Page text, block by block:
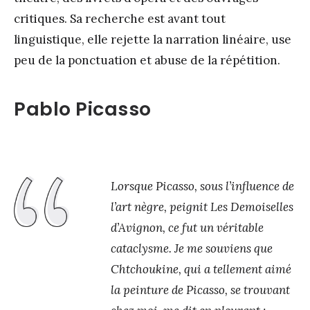
critiques. Sa recherche est avant tout
linguistique, elle rejette la narration linéaire, use
peu de la ponctuation et abuse de la répétition.
Pablo Picasso
Lorsque Picasso, sous l’influence de
l’art nègre, peignit Les Demoiselles
d’Avignon, ce fut un véritable
cataclysme. Je me souviens que
Chtchoukine, qui a tellement aimé
la peinture de Picasso, se trouvant